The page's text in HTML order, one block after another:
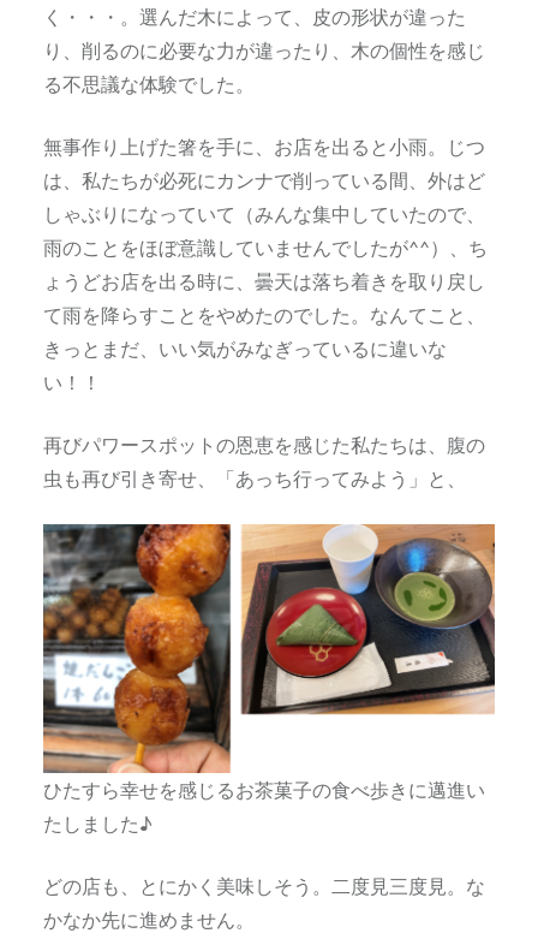
く・・・。選んだ木によって、皮の形状が違った
り、削るのに必要な力が違ったり、木の個性を感じ
る不思議な体験でした。
無事作り上げた箸を手に、お店を出ると小雨。じつ
は、私たちが必死にカンナで削っている間、外はど
しゃぶりになっていて（みんな集中していたので、
雨のことをほぼ意識していませんでしたが^^）、ち
ょうどお店を出る時に、曇天は落ち着きを取り戻し
て雨を降らすことをやめたのでした。なんてこと、
きっとまだ、いい気がみなぎっているに違いな
い！！
再びパワースポットの恩恵を感じた私たちは、腹の
虫も再び引き寄せ、「あっち行ってみよう」と、
ひたすら幸せを感じるお茶菓子の食べ歩きに邁進い
たしました♪
どの店も、とにかく美味しそう。二度見三度見。な
かなか先に進めません。